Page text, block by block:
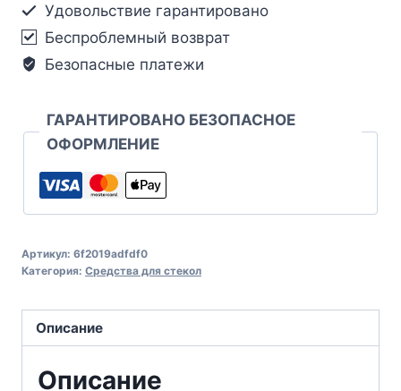
Удовольствие гарантировано
Беспроблемный возврат
Безопасные платежи
ГАРАНТИРОВАНО БЕЗОПАСНОЕ
ОФОРМЛЕНИЕ
Артикул: 6f2019adfdf0
Категория: Средства для стекол
Описание
Описание